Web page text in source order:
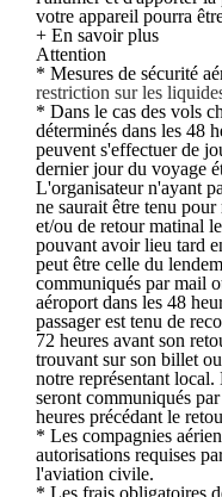
votre appareil pourra
+ En savoir plus
Attention
* Mesures de sécurité
restriction sur les
* Dans le cas des vols
déterminés dans les 48
peuvent s'effectuer de
dernier jour du voyage
L'organisateur n'ayant
ne saurait être tenu
et/ou de retour matinal
pouvant avoir lieu tard
peut être celle du
communiqués par mail
aéroport dans les 48
passager est tenu de
72 heures avant son
trouvant sur son billet
notre représentant
seront communiqués
heures précédant le
* Les compagnies
autorisations requises
l'aviation civile.
* Les frais obligatoires